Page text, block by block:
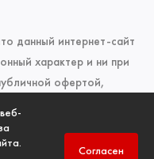
Согласен
данный интернет-сайт
характер и ни при
офертой,
получения подробной
указанных товаров и